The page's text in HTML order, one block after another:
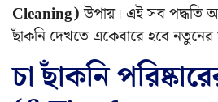
Cleaning)উপায়। এই সব পদ্ধতি
ছাঁকনি দেখতে একেবারে হবে
চা ছাঁকনি